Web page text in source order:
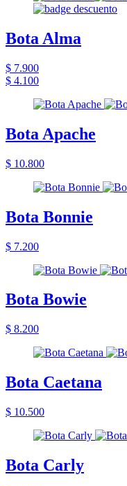
Bota Alma
$ 7.900
$ 4.100
Bota Apache
$ 10.800
Bota Bonnie
$ 7.200
Bota Bowie
$ 8.200
Bota Caetana
$ 10.500
Bota Carly